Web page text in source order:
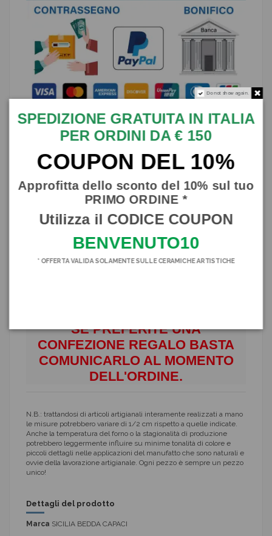
Splendido Calamaro in pregiata ceramica interamente realizzato a
mano dai nostri maestri artigiani che ne hanno curato ogni minimo
dettaglio
Modello grande, misure circa 27x15 cm
Presenta un foro sul retro per poterlo appendere
SE PREFERITE UNA
CONFEZIONE REGALO BASTA
COMUNICARLO AL MOMENTO
DELL'ORDINE.
N.B.: trattandosi di articoli artigianali interamente realizzati a mano
le misure potrebbero variare di 1/2 cm rispetto a quelle indicate.
Anche la temperatura del forno o la stagionalità di produzione
potrebbero leggermente influire su minime tonalità di colore e
piccoli dettagli nelle applicazioni del manufatto che sono naturali e
ovvie della lavorazione artigianale. Ogni pezzo è sempre un pezzo
unico!
Dettagli del prodotto
Marca SICILIA BEDDA CAPACI
Do not show again.
SPEDIZIONE GRATUITA IN ITALIA
PER ORDINI DA € 150
COUPON DEL 10%
Approfitta dello sconto del 10% sul tuo
PRIMO ORDINE *
Utilizza il CODICE COUPON
BENVENUTO10
* OFFERTA VALIDA SOLAMENTE SULLE CERAMICHE ARTISTICHE